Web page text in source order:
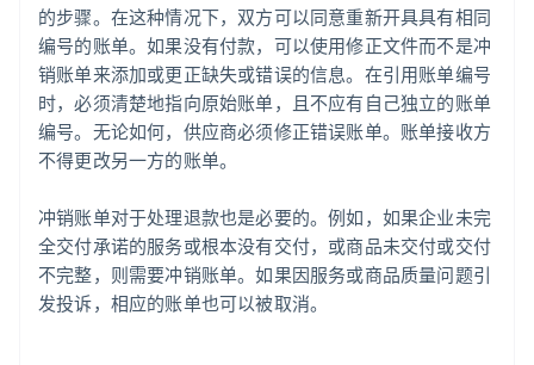
的步骤。在这种情况下，双方可以同意重新开具具有相同
编号的账单。如果没有付款，可以使用修正文件而不是冲
销账单来添加或更正缺失或错误的信息。在引用账单编号
时，必须清楚地指向原始账单，且不应有自己独立的账单
编号。无论如何，供应商必须修正错误账单。账单接收方
不得更改另一方的账单。
冲销账单对于处理退款也是必要的。例如，如果企业未完
全交付承诺的服务或根本没有交付，或商品未交付或交付
不完整，则需要冲销账单。如果因服务或商品质量问题引
发投诉，相应的账单也可以被取消。